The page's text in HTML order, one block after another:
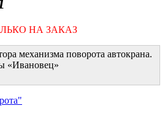
НА ЗАКАЗ
механизма поворота автокрана.
«Ивановец»